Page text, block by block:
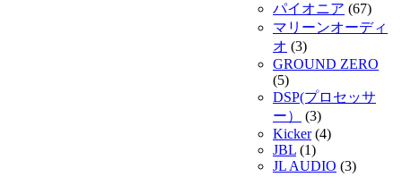
パイオニア (67)
マリーンオーディ
オ (3)
GROUND ZERO
(5)
DSP(プロセッサ
ー）
(3)
Kicker(4)
JBL (1)
JL AUDIO (3)